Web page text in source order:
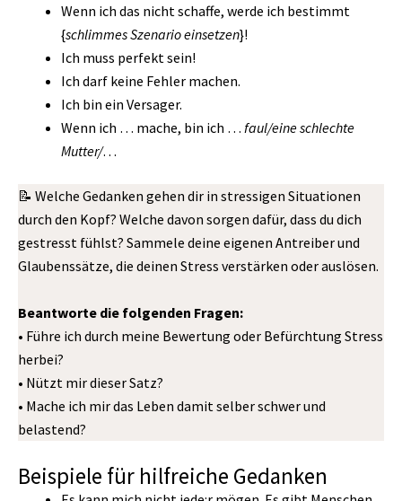
Wenn ich das nicht schaffe, werde ich bestimmt
{schlimmes Szenario einsetzen}!
Ich muss perfekt sein!
Ich darf keine Fehler machen.
Ich bin ein Versager.
Wenn ich … mache, bin ich … faul/eine schlechte
Mutter/…
📝 Welche Gedanken gehen dir in stressigen Situationen
durch den Kopf? Welche davon sorgen dafür, dass du dich
gestresst fühlst? Sammele deine eigenen Antreiber und
Glaubenssätze, die deinen Stress verstärken oder auslösen.
Beantworte die folgenden Fragen:
• Führe ich durch meine Bewertung oder Befürchtung Stress
herbei?
• Nützt mir dieser Satz?
• Mache ich mir das Leben damit selber schwer und
belastend?
Beispiele für hilfreiche Gedanken